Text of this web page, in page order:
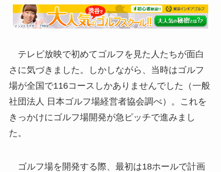
テレビ放映で初めてゴルフを見た人たちが面白
さに気づきました。しかしながら、当時はゴルフ
場が全国で116コースしかありませんでした（一般
社団法人 日本ゴルフ場経営者協会調べ）。これを
きっかけにゴルフ場開発が急ピッチで進みまし
た。
ゴルフ場を開発する際、最初は18ホールで計画